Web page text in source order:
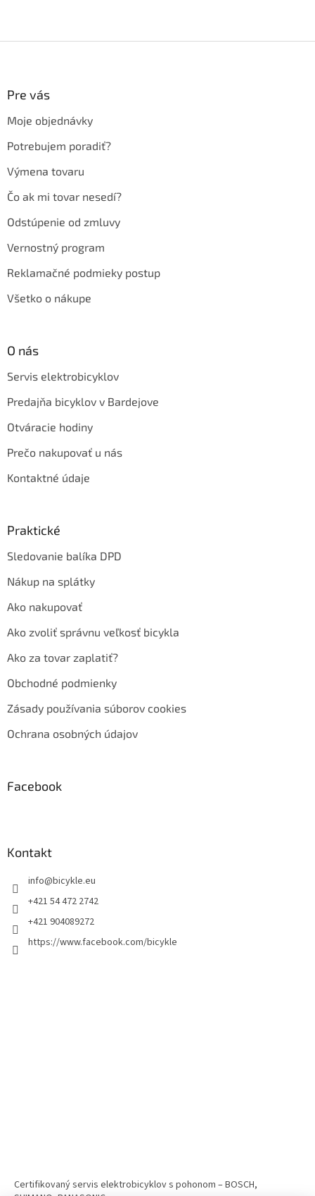
Pre vás
Moje objednávky
Potrebujem poradiť?
Výmena tovaru
Čo ak mi tovar nesedí?
Odstúpenie od zmluvy
Vernostný program
Reklamačné podmieky postup
Všetko o nákupe
O nás
Servis elektrobicyklov
Predajňa bicyklov v Bardejove
Otváracie hodiny
Prečo nakupovať u nás
Kontaktné údaje
Praktické
Sledovanie balíka DPD
Nákup na splátky
Ako nakupovať
Ako zvoliť správnu veľkosť bicykla
Ako za tovar zaplatiť?
Obchodné podmienky
Zásady používania súborov cookies
Ochrana osobných údajov
Facebook
Kontakt
info@bicykle.eu
+421 54 472 2742
+421 904089272
https://www.facebook.com/bicykle
Certifikovaný servis elektrobicyklov s pohonom – BOSCH,